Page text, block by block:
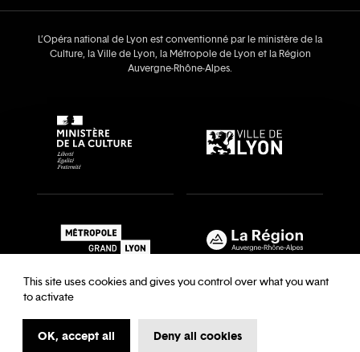
L’Opéra national de Lyon est conventionné par le ministère de la
Culture, la Ville de Lyon, la Métropole de Lyon et la Région
Auvergne‑Rhône‑Alpes.
Recrutements & auditions Legal notice
This site uses cookies and gives you control over what you want
to activate
OK, accept all Deny all cookies